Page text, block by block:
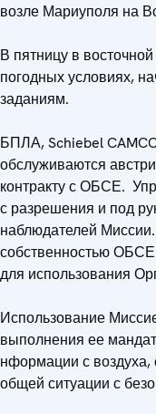
возле Мариуполя на
В пятницу в
погодных условиях,
заданиям.
БПЛА, Schiebel
обслуживаются
контракту с ОБСЕ.
с разрешения и под
наблюдателей
собственностью
для использования
Использование
выполнения ее
нформации с воздуха,
общей ситуации с